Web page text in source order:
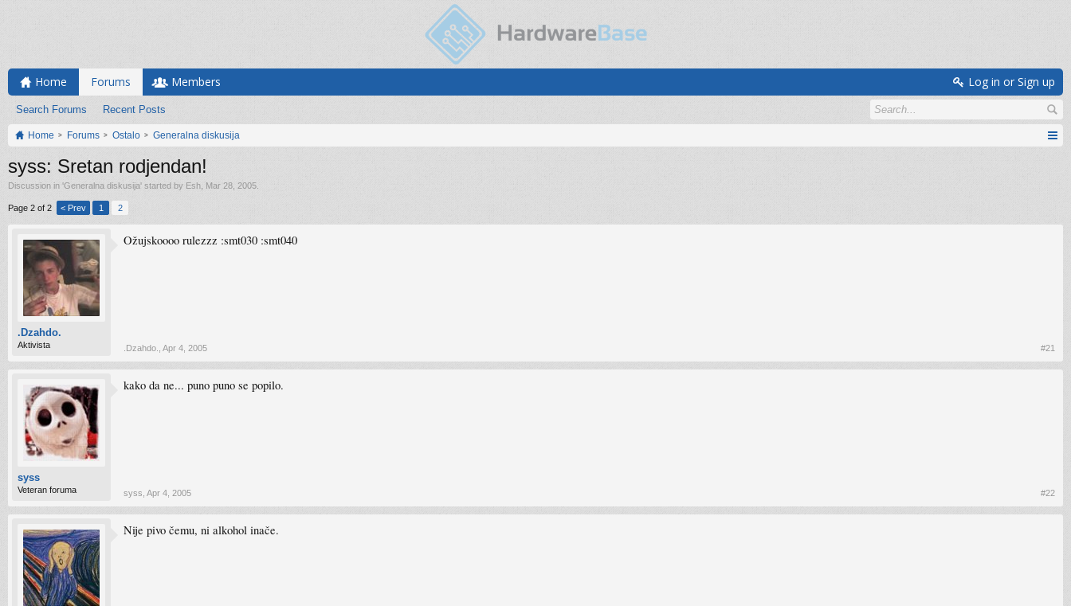
Home Forums
Search Forums Recent Posts
Members Log in or Sign up
Home Forums Ostalo Generalna diskusija
syss: Sretan rodjendan!
Discussion in 'Generalna diskusija' started by Esh Mar 28, 2005
Page 2 of 2 < Prev 1 2
.Dzahdo.
Aktivista
Ožujskoooo rulezzz :smt030 :smt040
.Dzahdo. Apr 4, 2005 #21
syss
Veteran foruma
kako da ne... puno puno se popilo.
syss Apr 4, 2005 #22
Nije pivo čemu, ni alkohol inače.